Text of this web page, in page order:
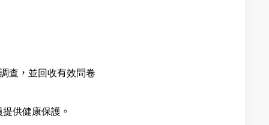
查，並回收有效問卷
供健康保護。